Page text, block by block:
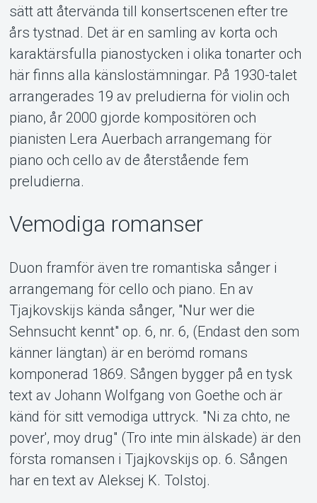
sätt att återvända till konsertscenen efter tre
års tystnad. Det är en samling av korta och
karaktärsfulla pianostycken i olika tonarter och
här finns alla känslostämningar. På 1930-talet
arrangerades 19 av preludierna för violin och
piano, år 2000 gjorde kompositören och
pianisten Lera Auerbach arrangemang för
piano och cello av de återstående fem
preludierna.
Vemodiga romanser
Duon framför även tre romantiska sånger i
arrangemang för cello och piano. En av
Tjajkovskijs kända sånger, "Nur wer die
Sehnsucht kennt" op. 6, nr. 6, (Endast den som
känner längtan) är en berömd romans
komponerad 1869. Sången bygger på en tysk
text av Johann Wolfgang von Goethe och är
känd för sitt vemodiga uttryck. "Ni za chto, ne
pover', moy drug" (Tro inte min älskade) är den
första romansen i Tjajkovskijs op. 6. Sången
har en text av Aleksej K. Tolstoj.